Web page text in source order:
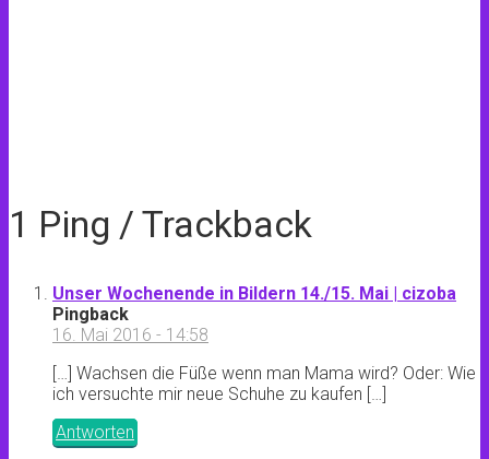
1 Ping / Trackback
Unser Wochenende in Bildern 14./15. Mai | cizoba
Pingback
16. Mai 2016 - 14:58
[…] Wachsen die Füße wenn man Mama wird? Oder: Wie
ich versuchte mir neue Schuhe zu kaufen […]
Antworten